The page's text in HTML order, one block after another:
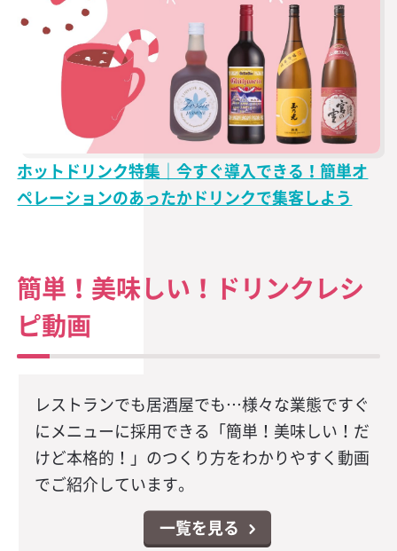
ホットドリンク特集｜今すぐ導入できる！簡単オ
ペレーションのあったかドリンクで集客しよう
簡単！美味しい！ドリンクレシ
ピ動画
レストランでも居酒屋でも…様々な業態ですぐ
にメニューに採用できる「簡単！美味しい！だ
けど本格的！」のつくり方をわかりやすく動画
でご紹介しています。
一覧を見る